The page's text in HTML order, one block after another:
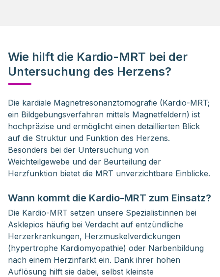
Wie hilft die Kardio-MRT bei der
Untersuchung des Herzens?
Die kardiale Magnetresonanztomografie (Kardio-MRT;
ein Bildgebungsverfahren mittels Magnetfeldern) ist
hochpräzise und ermöglicht einen detaillierten Blick
auf die Struktur und Funktion des Herzens.
Besonders bei der Untersuchung von
Weichteilgewebe und der Beurteilung der
Wann kommt die Kardio-MRT zum Einsatz?
Die Kardio-MRT setzen unsere Spezialist:innen bei
Asklepios häufig bei Verdacht auf entzündliche
Herzerkrankungen, Herzmuskelverdickungen
(hypertrophe Kardiomyopathie) oder Narbenbildung
nach einem Herzinfarkt ein. Dank ihrer hohen
Auflösung hilft sie dabei, selbst kleinste